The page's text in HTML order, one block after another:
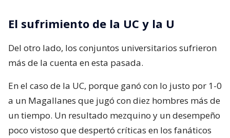
El sufrimiento de la UC y la U
Del otro lado, los conjuntos universitarios sufrieron
más de la cuenta en esta pasada.
En el caso de la UC, porque ganó con lo justo por 1-0
a un Magallanes que jugó con diez hombres más de
un tiempo. Un resultado mezquino y un desempeño
poco vistoso que despertó críticas en los fanáticos